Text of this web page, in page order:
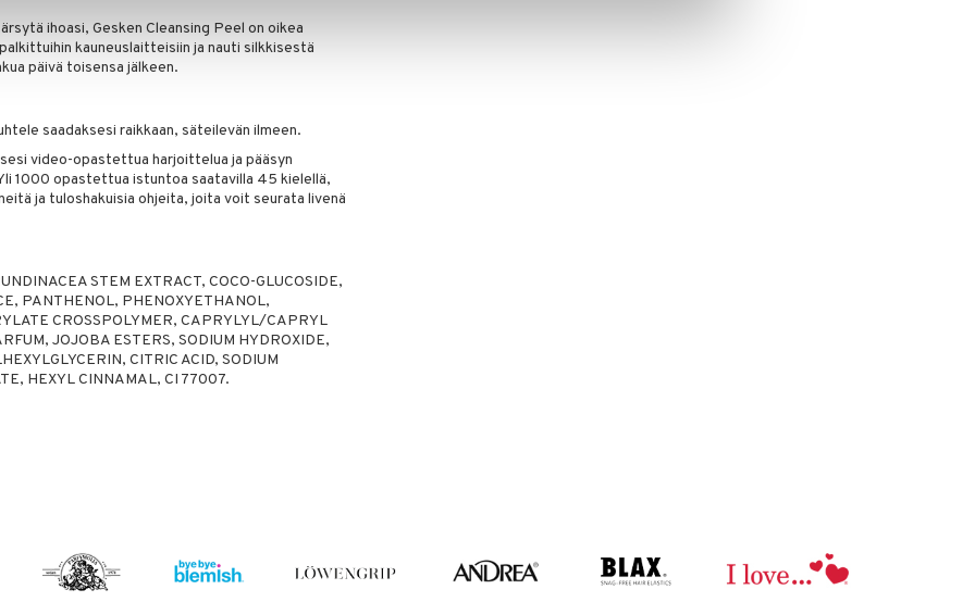
ihoasi, Gesken Cleansing Peel on oikea
kauneuslaitteisiin ja nauti silkkisestä
päivä toisensa jälkeen.
saadaksesi raikkaan, säteilevän ilmeen.
video-opastettua harjoittelua ja pääsyn
1000 opastettua istuntoa saatavilla 45 kielellä,
ja tuloshakuisia ohjeita, joita voit seurata livenä
STEM EXTRACT, COCO-GLUCOSIDE,
PANTHENOL, PHENOXYETHANOL,
CROSSPOLYMER, CAPRYLYL/CAPRYL
JOJOBA ESTERS, SODIUM HYDROXIDE,
CITRIC ACID, SODIUM
HEXYL CINNAMAL, CI 77007.